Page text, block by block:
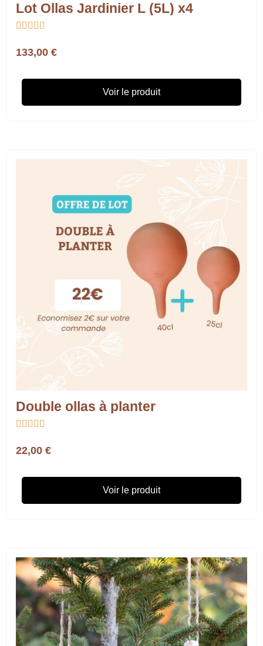
Lot Ollas Jardinier L (5L) x4
    
133,00 €
Voir le produit
Double ollas à planter
    
22,00 €
Voir le produit